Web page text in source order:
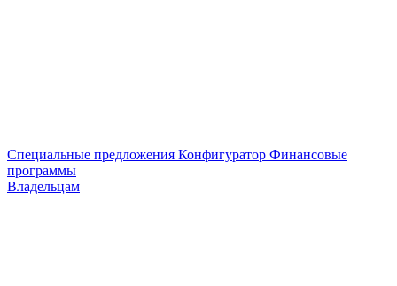
Специальные предложения Конфигуратор Финансовые
программы
Владельцам